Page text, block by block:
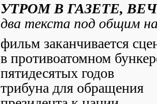
УТРОМ В ГАЗЕТЕ,
два текста под общим
фильм заканчивается
в противоатомном
пятидесятых годов
трибуна для обращения